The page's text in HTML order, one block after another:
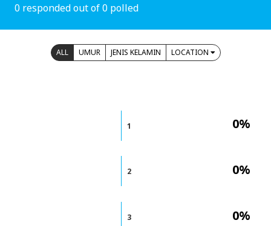
0 responded out of 0 polled
ALL UMUR JENIS KELAMIN LOCATION
0%
0%
0%
1
2
3